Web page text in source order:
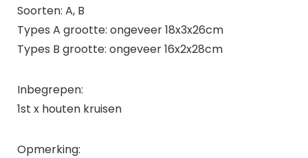
Soorten: A, B
Types A grootte: ongeveer 18x3x26cm
Types B grootte: ongeveer 16x2x28cm
Inbegrepen:
1st x houten kruisen
Opmerking: